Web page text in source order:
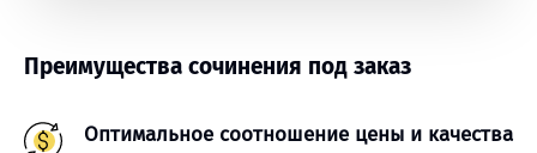
Преимущества сочинения под заказ
Оптимальное соотношение цены и качества